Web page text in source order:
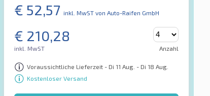
€ 52,57 inkl. MwST von Auto-Raifen GmbH
€ 210,28
inkl. MwST Anzahl
Voraussichtliche Lieferzeit - Di 11 Aug. - Di 18 Aug.
Kostenloser Versand